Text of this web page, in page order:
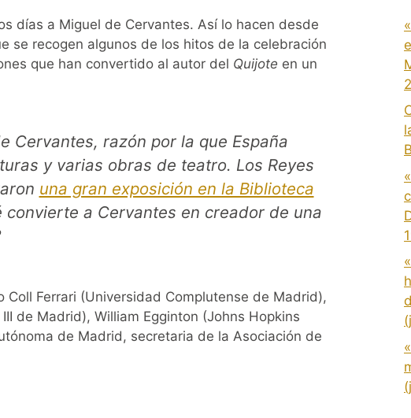
días a Miguel de Cervantes. Así lo hacen desde
se recogen algunos de los hitos de la celebración
que han convertido al autor del Quijote en un
Cervantes, razón por la que España
y varias obras de teatro. Los Reyes
una gran exposición en la Biblioteca
convierte a Cervantes en creador de una
Ferrari (Universidad Complutense de Madrid),
de Madrid), William Egginton (Johns Hopkins
de Madrid, secretaria de la Asociación de